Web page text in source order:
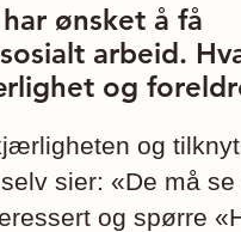
ønsket å få
arbeid.
og
og
sier: «De må
og spørre